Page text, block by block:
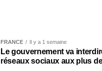
FRANCE Il y a 1 semaine
Le gouvernement va
réseaux sociaux aux plus